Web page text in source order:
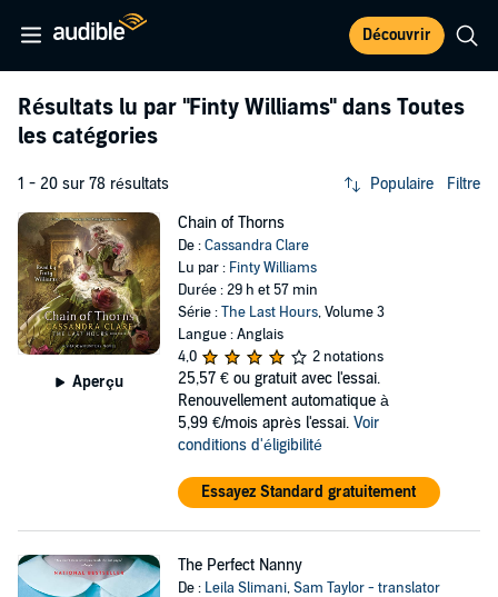
Découvrir
Résultats lu par "Finty Williams" dans Toutes
les catégories
1 - 20 sur 78 résultats Populaire Filtre
Aperçu
Chain of Thorns
De :Cassandra Clare
Lu par : Finty Williams
Durée : 29 h et 57 min
Série :The Last Hours, Volume 3
Langue : Anglais
4,0
2 notations
25,57 € ou gratuit avec l'essai.
Renouvellement automatique à
5,99 €/mois après l'essai. Voir
conditions d'éligibilité
Essayez Standard gratuitement
The Perfect Nanny
De : Leila Slimani,Sam Taylor - translator